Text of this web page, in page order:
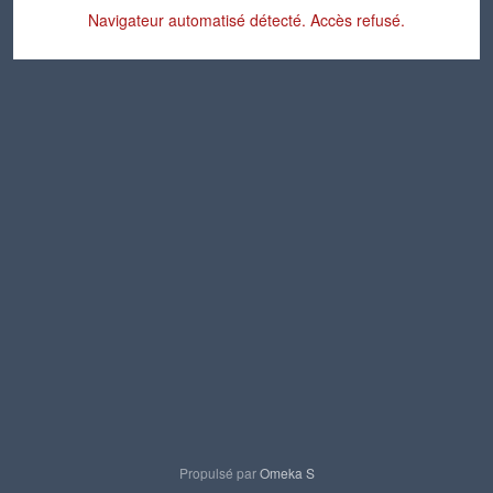
Navigateur automatisé détecté. Accès refusé.
Propulsé parOmeka S